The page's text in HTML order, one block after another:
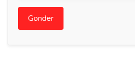
Gonder